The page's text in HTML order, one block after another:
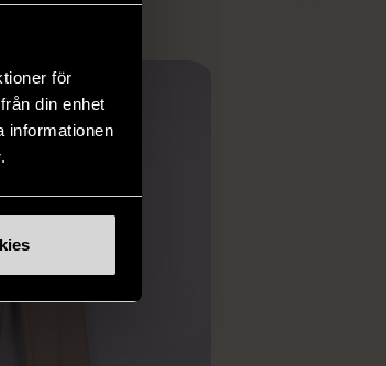
för
din enhet
informationen